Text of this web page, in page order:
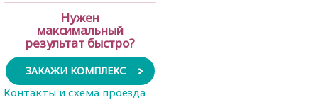
Нужен
максимальный
результат быстро?
ЗАКАЖИ КОМПЛЕКС
Контакты и схема проезда